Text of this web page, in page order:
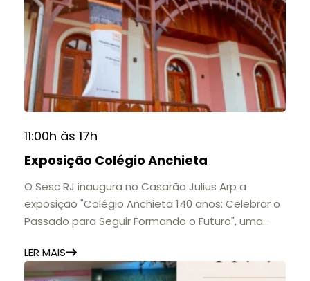
11:00h às 17h
Exposição Colégio Anchieta
O Sesc RJ inaugura no Casarão Julius Arp a
exposição "Colégio Anchieta 140 anos: Celebrar o
Passado para Seguir Formando o Futuro", uma
importantes instituições de ensino de Nova
Friburgo e do Brasil.
LER MAIS